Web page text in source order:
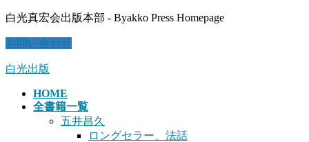
コ
テ
ツ
ナ
ゲ
シ
白光真宏会出版本部 - Byakko Press Homepage
お問い合わせ
白光出版
HOME
全書籍一覧
五井昌久
ロングセラー、法話